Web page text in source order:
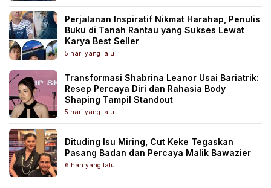
Perjalanan Inspiratif Nikmat Harahap, Penulis
Buku di Tanah Rantau yang Sukses Lewat
Karya Best Seller
5 hari yang lalu
Transformasi Shabrina Leanor Usai Bariatrik:
Resep Percaya Diri dan Rahasia Body
Shaping Tampil Standout
5 hari yang lalu
Dituding Isu Miring, Cut Keke Tegaskan
Pasang Badan dan Percaya Malik Bawazier
6 hari yang lalu